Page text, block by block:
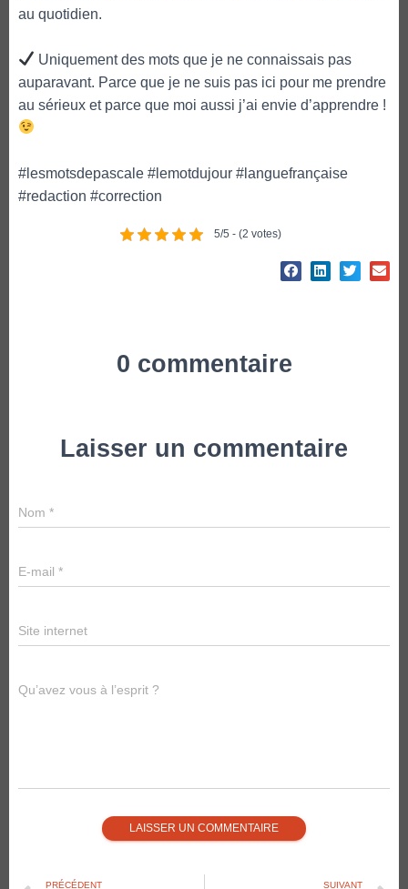
au quotidien.
Uniquement des mots que je ne connaissais pas
auparavant. Parce que je ne suis pas ici pour me prendre
au sérieux et parce que moi aussi j’ai envie d’apprendre !
#lesmotsdepascale #lemotdujour #languefrançaise
#redaction #correction
5/5 - (2 votes)
0 commentaire
Laisser un commentaire
Nom *
E-mail *
Site internet
Qu’avez vous à l’esprit ?
PRÉCÉDENT SUIVANT